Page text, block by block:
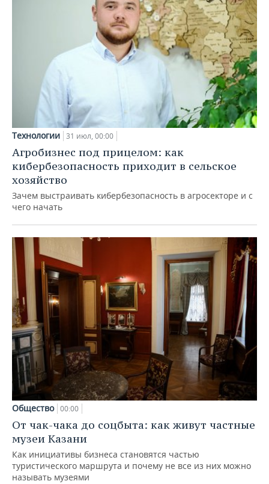
Технологии 31 июл, 00:00
Агробизнес под прицелом: как
кибербезопасность приходит в сельское
хозяйство
Зачем выстраивать кибербезопасность в агросекторе и с
чего начать
Общество 00:00
От чак-чака до соцбыта: как живут частные
музеи Казани
Как инициативы бизнеса становятся частью
туристического маршрута и почему не все из них можно
называть музеями